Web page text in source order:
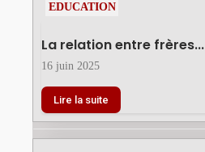
EDUCATION
La relation entre frères...
16 juin 2025
Lire la suite